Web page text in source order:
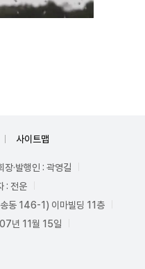
사이트맵
장·발행인 : 곽영길
: 전운
동 146-1) 이마빌딩 11층
년 11월 15일